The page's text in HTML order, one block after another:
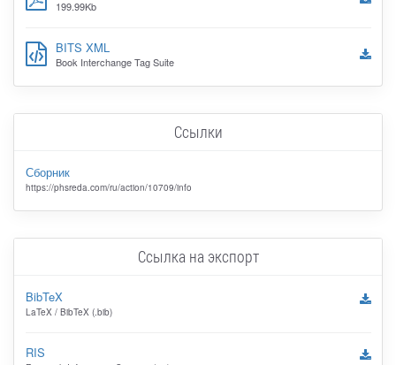
199.99Kb
BITS XML
Book Interchange Tag Suite
Ссылки
Сборник
https://phsreda.com/ru/action/10709/info
Ссылка на экспорт
BibTeX
LaTeX / BibTeX (.bib)
RIS